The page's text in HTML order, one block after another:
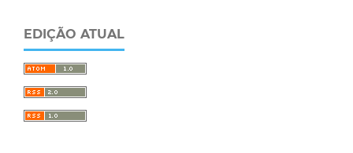
EDIÇÃO ATUAL